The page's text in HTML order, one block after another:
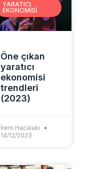
YARATICI
EKONOMISI
Öne çıkan
yaratıcı
ekonomisi
trendleri
(2023)
İrem Hacalaki
14/12/2023